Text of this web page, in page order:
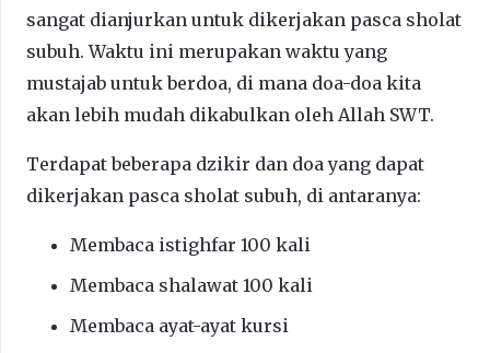
sangat dianjurkan untuk dikerjakan pasca sholat
subuh. Waktu ini merupakan waktu yang
mustajab untuk berdoa, di mana doa-doa kita
akan lebih mudah dikabulkan oleh Allah SWT.
Terdapat beberapa dzikir dan doa yang dapat
dikerjakan pasca sholat subuh, di antaranya:
Membaca istighfar 100 kali
Membaca shalawat 100 kali
Membaca ayat-ayat kursi